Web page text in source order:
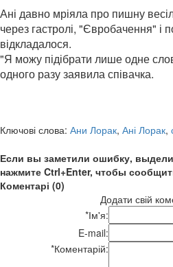
Ані давно мріяла про пишну
через гастролі, "Євробачення" і
відкладалося.
"Я можу підібрати лише одне
одного разу заявила співачка.
Ключові слова: Ани Лорак, Ані Лорак,
Если вы заметили ошибку,
нажмите Ctrl+Enter, чтобы
Коментарі (0)
Додати свій
*Ім'я:
E-mail:
*Коментарій: